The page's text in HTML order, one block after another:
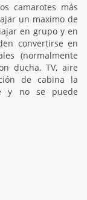
camarotes más
un maximo de
en grupo y en
convertirse en
(normalmente
ducha, TV, aire
de cabina la
y no se puede